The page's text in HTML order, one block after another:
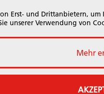
Erst- und Drittanbietern,
unserer Verwendung von
Mehr